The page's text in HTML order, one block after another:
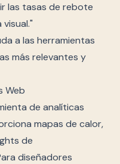
las tasas de rebote
a las herramientas
más relevantes y
Web
de analíticas
mapas de calor,
de
diseñadores